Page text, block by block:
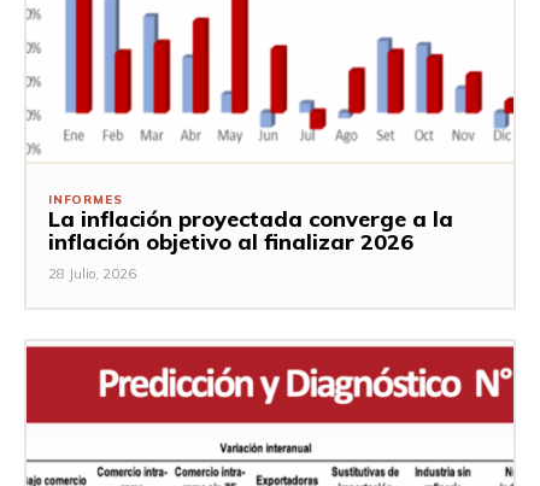
INFORMES
La inflación proyectada converge a la
inflación objetivo al finalizar 2026
28 Julio, 2026